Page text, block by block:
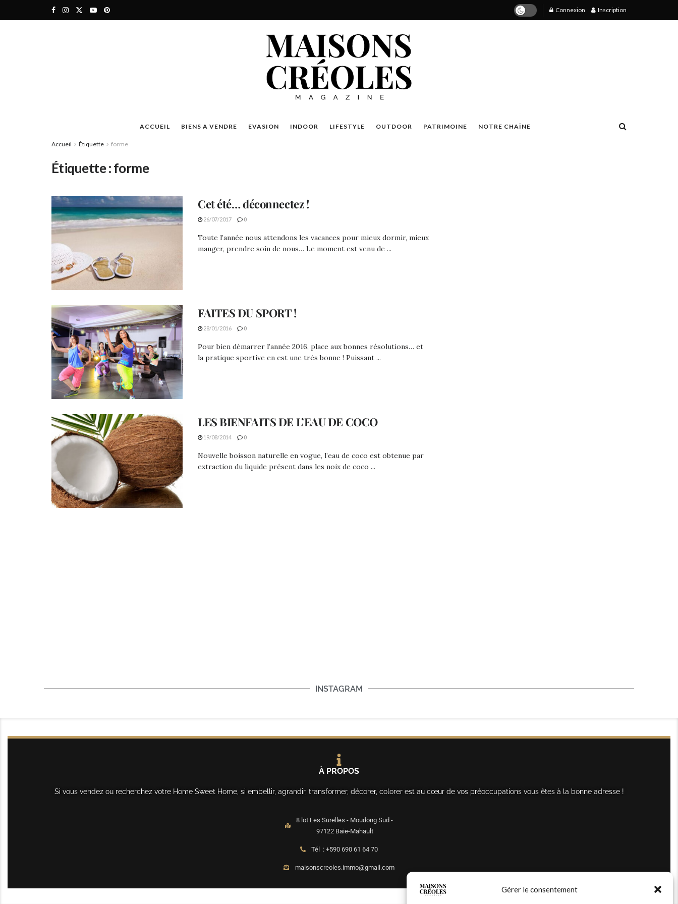
Gérer le consentement
Connexion Inscription
ACCUEIL BIENS A VENDRE EVASION INDOOR LIFESTYLE OUTDOOR PATRIMOINE NOTRE CHAÎNE
Accueil Étiquette forme
Étiquette :forme
Cet été… déconnectez !
26/07/2017 0
Toute l’année nous attendons les vacances pour mieux dormir, mieux
manger, prendre soin de nous… Le moment est venu de ...
FAITES DU SPORT !
28/01/2016 0
Pour bien démarrer l’année 2016, place aux bonnes résolutions… et
la pratique sportive en est une très bonne ! Puissant ...
LES BIENFAITS DE L’EAU DE COCO
19/08/2014 0
Nouvelle boisson naturelle en vogue, l’eau de coco est obtenue par
extraction du liquide présent dans les noix de coco ...
INSTAGRAM
À PROPOS
Si vous vendez ou recherchez votre Home Sweet Home, si embellir, agrandir, transformer, décorer, colorer est au cœur de vos préoccupations vous êtes à la bonne adresse !
8 lot Les Surelles - Moudong Sud -
97122 Baie-Mahault
Tél : +590 690 61 64 70
maisonscreoles.immo@gmail.com